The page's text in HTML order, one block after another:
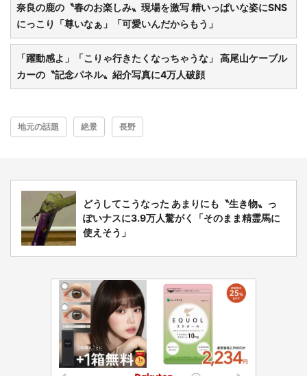
奈良の鹿の〝春のお楽しみ〟現場を激写 精いっぱいな姿にSNS
にっこり「尊いなぁ」「可愛いんだからもう」
「躍動感よ」「こりゃ行きたくなっちゃうな」 高尾山ケーブル
カーの〝記念パネル〟紹介写真に4万人破顔
地元の話題 絶景 長野
どうしてこうなった あまりにも〝生き物〟っ
ぽいナスに3.9万人驚がく「そのまま精霊馬に
使えそう」